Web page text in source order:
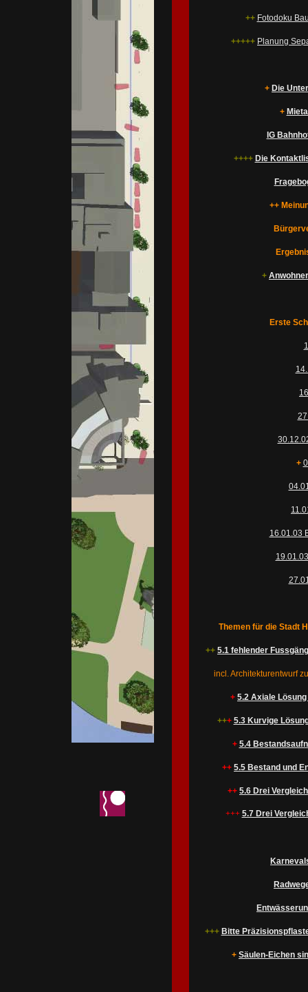
++ Fotodoku
+++++ Planung
+ Die
+
IG
++++ Die
++
+
Erste
+
16.01.03
Themen für die Stadt
++ 5.1 fehlender
incl. Architekturentwurf
+ 5.2 Axiale
+++ 5.3 Kurvige
+ 5.4
++ 5.5 Bestand und
++ 5.6 Drei
+++ 5.7 Drei
+++ Bitte
+ Säulen-Eichen